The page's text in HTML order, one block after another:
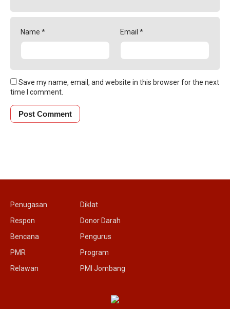
Name * Email *
Save my name, email, and website in this browser for the next
time I comment.
Penugasan
Respon
Bencana
PMR
Relawan
Diklat
Donor Darah
Pengurus
Program
PMI Jombang